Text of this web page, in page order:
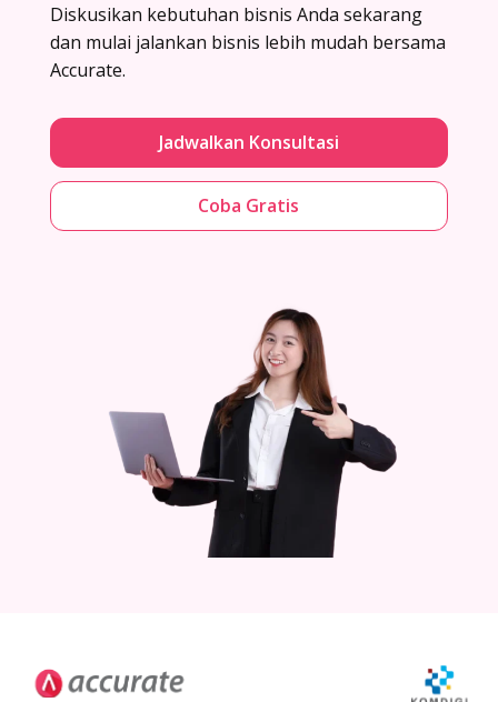
Diskusikan kebutuhan bisnis Anda sekarang
dan mulai jalankan bisnis lebih mudah bersama
Accurate.
Jadwalkan Konsultasi
Coba Gratis